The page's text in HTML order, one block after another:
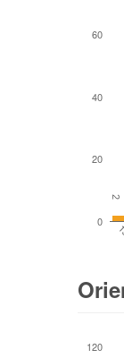
2
0
20
40
60
120